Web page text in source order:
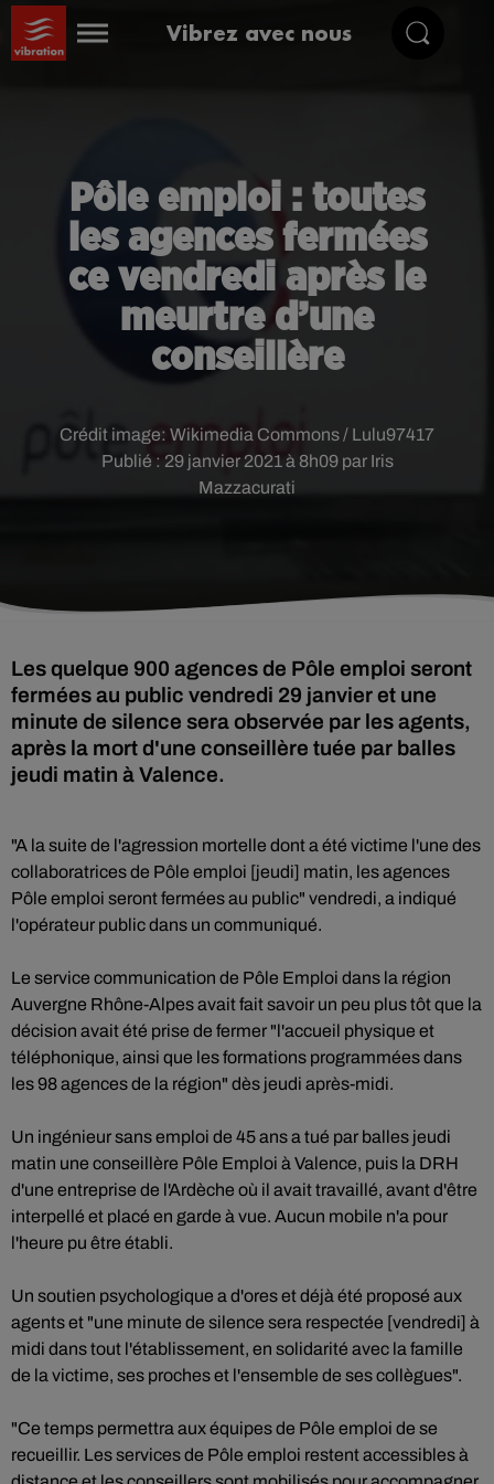
Vibrez avec nous
Pôle emploi : toutes
les agences fermées
ce vendredi après le
meurtre d’une
conseillère
Publié : 29 janvier 2021 à 8h09 par Iris
Mazzacurati
Crédit image: Wikimedia Commons / Lulu97417
Les quelque 900 agences de Pôle emploi seront
fermées au public vendredi 29 janvier et une
minute de silence sera observée par les agents,
après la mort d'une conseillère tuée par balles
jeudi matin à Valence.
"A la suite de l'agression mortelle dont a été victime l'une des
collaboratrices de Pôle emploi [jeudi] matin, les agences
Pôle emploi seront fermées au public" vendredi, a indiqué
l'opérateur public dans un communiqué.
Le service communication de Pôle Emploi dans la région
Auvergne Rhône-Alpes avait fait savoir un peu plus tôt que la
décision avait été prise de fermer "l'accueil physique et
téléphonique, ainsi que les formations programmées dans
les 98 agences de la région" dès jeudi après-midi.
Un ingénieur sans emploi de 45 ans a tué par balles jeudi
matin une conseillère Pôle Emploi à Valence, puis la DRH
d'une entreprise de l'Ardèche où il avait travaillé, avant d'être
interpellé et placé en garde à vue. Aucun mobile n'a pour
l'heure pu être établi.
Un soutien psychologique a d'ores et déjà été proposé aux
agents et "une minute de silence sera respectée [vendredi] à
midi dans tout l'établissement, en solidarité avec la famille
de la victime, ses proches et l'ensemble de ses collègues".
"Ce temps permettra aux équipes de Pôle emploi de se
recueillir. Les services de Pôle emploi restent accessibles à